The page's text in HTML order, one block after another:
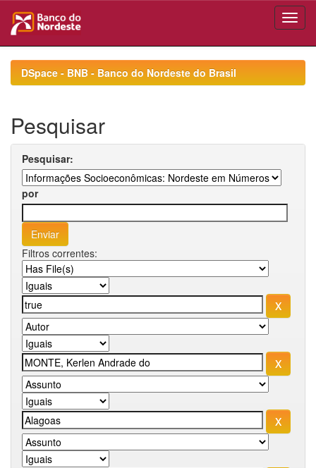
navigationDSpace - BNB - Banco do Nordeste do Brasil
Pesquisar
Pesquisar:
por
Filtros correntes: